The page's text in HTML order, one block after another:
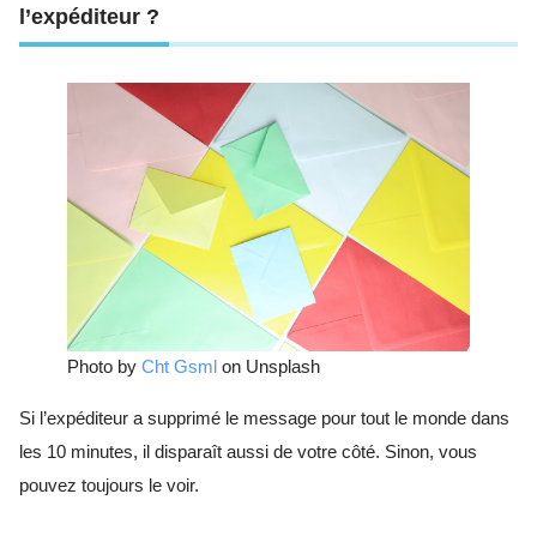
l’expéditeur ?
Photo by Cht Gsml on Unsplash
Si l’expéditeur a supprimé le message pour tout le monde dans
les 10 minutes, il disparaît aussi de votre côté. Sinon, vous
pouvez toujours le voir.